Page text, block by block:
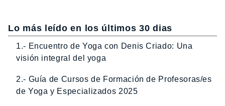
Lo más leído en los últimos 30 dias
1.- Encuentro de Yoga con Denis Criado: Una
visión integral del yoga
2.- Guía de Cursos de Formación de Profesoras/es
de Yoga y Especializados 2025